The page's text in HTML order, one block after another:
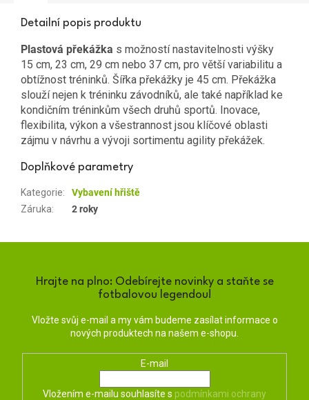
Detailní popis produktu
Plastová překážka s možností nastavitelnosti výšky
15 cm, 23 cm, 29 cm nebo 37 cm, pro větší variabilitu a
obtížnost tréninků. Šířka překážky je 45 cm. Překážka
slouží nejen k tréninku závodníků, ale také například ke
kondičním tréninkům všech druhů sportů. Inovace,
flexibilita, výkon a všestrannost jsou klíčové oblasti
zájmu v návrhu a vývoji sortimentu agility překážek.
Doplňkové parametry
Kategorie:
Vybavení hřiště
Záruka: 2 roky
Hrajte na plno: Odebírejte novinky a staňte se
fotbalovou legendou!
Vložte svůj e-mail a my vám budeme zasílat informace o
nových produktech na našem e-shopu.
E-mail
Vložením e-mailu souhlasíte s podmínkami ochrany